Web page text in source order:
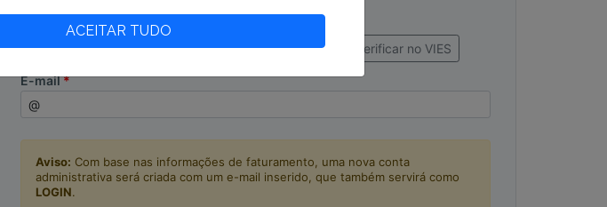
verificar no VIES
E-mail
Aviso: Com base nas informações de faturamento, uma nova conta
administrativa será criada com um e-mail inserido, que também servirá como
LOGIN.
ACEITAR TUDO